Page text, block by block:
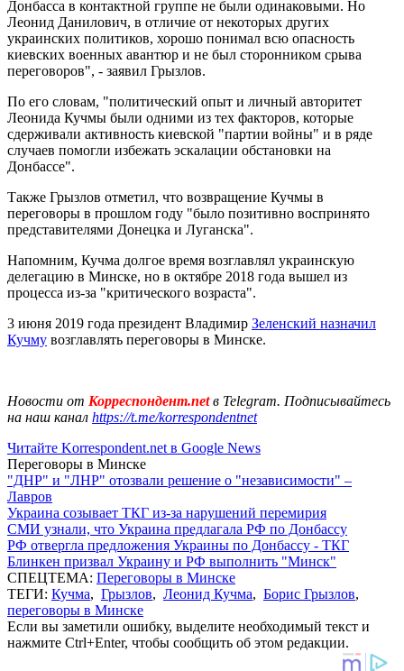
Донбасса в контактной группе не были одинаковыми. Но
Леонид Данилович, в отличие от некоторых других
украинских политиков, хорошо понимал всю опасность
киевских военных авантюр и не был сторонником срыва
переговоров", - заявил Грызлов.
По его словам, "политический опыт и личный авторитет
Леонида Кучмы были одними из тех факторов, которые
сдерживали активность киевской "партии войны" и в ряде
случаев помогли избежать эскалации обстановки на
Донбассе".
Также Грызлов отметил, что возвращение Кучмы в
переговоры в прошлом году "было позитивно воспринято
представителями Донецка и Луганска".
Напомним, Кучма долгое время возглавлял украинскую
делегацию в Минске, но в октябре 2018 года вышел из
процесса из-за "критического возраста".
3 июня 2019 года президент Владимир Зеленский назначил
Кучму возглавлять переговоры в Минске.
Новости от Корреспондент.netв Telegram. Подписывайтесь
на наш канал https://t.me/korrespondentnet
Читайте Korrespondent.net в Google News
Переговоры в Минске
"ДНР" и "ЛНР" отозвали решение о "независимости" –
Лавров
Украина созывает ТКГ из-за нарушений перемирия
СМИ узнали, что Украина предлагала РФ по Донбассу
РФ отвергла предложения Украины по Донбассу - ТКГ
Блинкен призвал Украину и РФ выполнить "Минск"
СПЕЦТЕМА: Переговоры в Минске
ТЕГИ: Кучма, Грызлов, Леонид Кучма, Борис Грызлов,
переговоры в Минске
Если вы заметили ошибку, выделите необходимый текст и
нажмите Ctrl+Enter, чтобы сообщить об этом редакции.